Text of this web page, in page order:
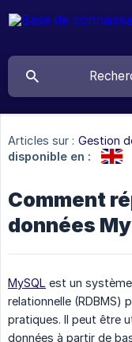
Articles sur : Gestion
disponible en :
Comment
données
MySQL est un
relationnelle (RDBMS)
pratiques. Il peut être
données à partir de